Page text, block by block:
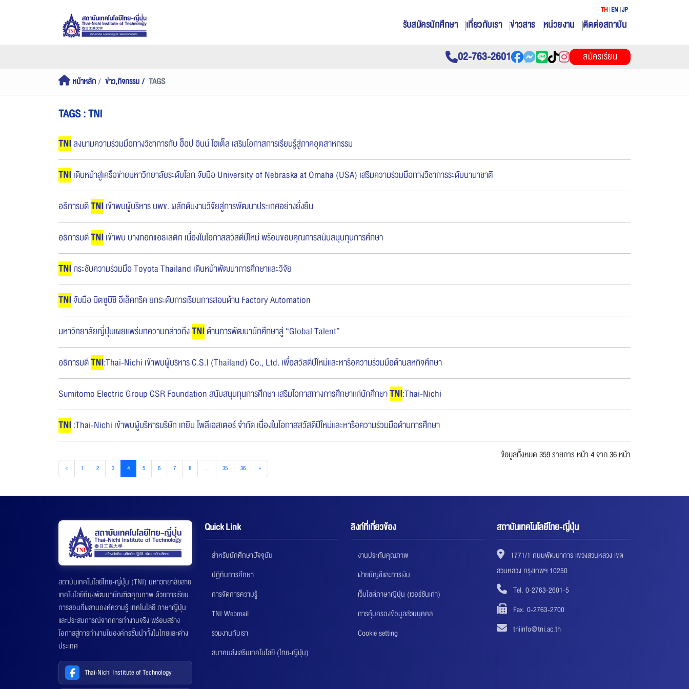
รับสมัครนักศึกษา เกี่ยวกับเรา ข่าวสาร หน่วยงาน ติดต่อสถาบัน
TH EN JP
02-763-2601 สมัครเรียน
หน้าหลัก ข่าว,กิจกรรม TAGS
TAGS : TNI
TNIลงนามความร่วมมือทางวิชาการกับ ฮ็อป อินน์ โฮเต็ล เสริมโอกาสการเรียนรู้สู่ภาคอุตสาหกรรม
TNI เดินหน้าสู่เครือข่ายมหาวิทยาลัยระดับโลก จับมือ University of Nebraska at Omaha (USA) เสริมความร่วมมือทางวิชาการระดับนานาชาติ
อธิการบดีTNI เข้าพบผู้บริหาร บพข. ผลักดันงานวิจัยสู่การพัฒนาประเทศอย่างยั่งยืน
อธิการบดีTNI เข้าพบ บางกอกแอธเลติก เนื่องในโอกาสสวัสดีปีใหม่ พร้อมขอบคุณการสนับสนุนทุนการศึกษา
TNIกระชับความร่วมมือ Toyota Thailand เดินหน้าพัฒนาการศึกษาและวิจัย
TNIจับมือ มิตซูบิชิ อีเล็คทริค ยกระดับการเรียนการสอนด้าน Factory Automation
มหาวิทยาลัยญี่ปุ่นเผยแพร่บทความกล่าวถึงTNI ด้านการพัฒนานักศึกษาสู่ “Global Talent”
อธิการบดีTNI:Thai-Nichi เข้าพบผู้บริหาร C.S.I (Thailand) Co., Ltd. เพื่อสวัสดีปีใหม่และหารือความร่วมมือด้านสหกิจศึกษา
Sumitomo Electric Group CSR Foundation สนับสนุนทุนการศึกษา เสริมโอกาสทางการศึกษาแก่นักศึกษาTNI:Thai-Nichi
TNI :Thai-Nichi เข้าพบผู้บริหารบริษัท เทยิน โพลีเอสเตอร์ จำกัด เนื่องในโอกาสสวัสดีปีใหม่และหารือความร่วมมือด้านการศึกษา
ข้อมูลทั้งหมด 359 รายการ หน้า 4 จาก 36 หน้า
« 1 2 3 4 5 6 7 8 ... 35 36 »
สถาบันเทคโนโลยีไทย-ญี่ปุ่น (TNI) มหาวิทยาลัยสาย
เทคโนโลยีที่มุ่งพัฒนาบัณฑิตคุณภาพ ด้วยการเรียน
การสอนที่ผสานองค์ความรู้ เทคโนโลยี ภาษาญี่ปุ่น
และประสบการณ์จากการทำงานจริง พร้อมสร้าง
โอกาสสู่การทำงานในองค์กรชั้นนำทั้งในไทยและต่าง
ประเทศ
Thai-Nichi Institute of Technology
Quick Link
สำหรับนักศึกษาปัจจุบัน
ปฏิทินการศึกษา
การจัดการความรู้
TNI Webmail
ร่วมงานกับเรา
สมาคมส่งเสริมเทคโนโลยี (ไทย-ญี่ปุ่น)
ลิงก์ที่เกี่ยวข้อง
งานประกันคุณภาพ
ฝ่ายบัญชีและการเงิน
เว็บไซต์ภาษาญี่ปุ่น (เวอร์ชันเก่า)
การคุ้มครองข้อมูลส่วนบุคคล
Cookie setting
สถาบันเทคโนโลยีไทย-ญี่ปุ่น
1771/1 ถนนพัฒนาการ แขวงสวนหลวง เขต
สวนหลวง กรุงเทพฯ 10250
Tel. 0-2763-2601-5
Fax. 0-2763-2700
tniinfo@tni.ac.th